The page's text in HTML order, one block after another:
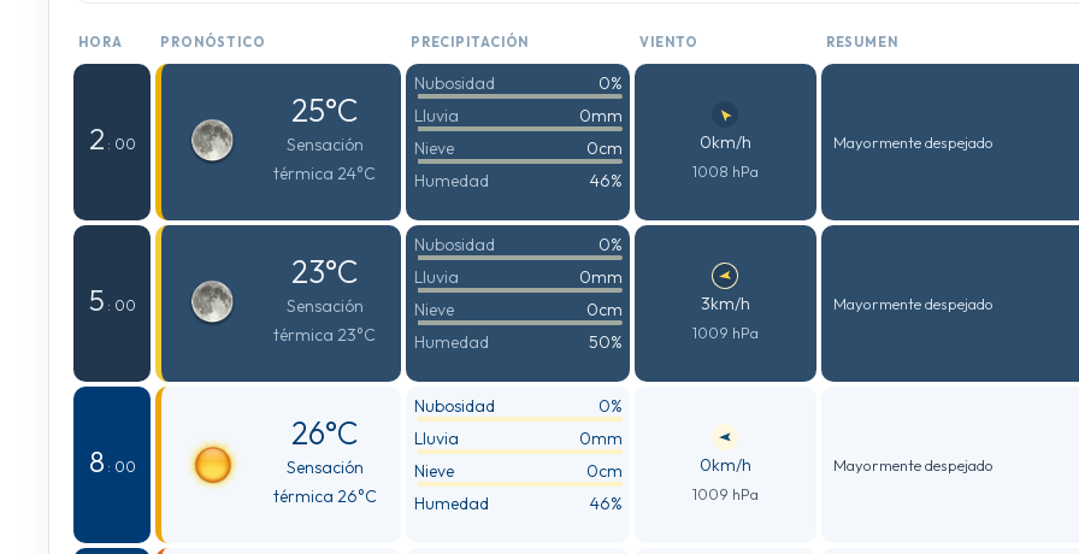
HORA PRONÓSTICO PRECIPITACIÓN VIENTO RESUMEN
2 : 00
25°C
Sensación
térmica 24°C
Nubosidad
0%
Lluvia
0mm
Nieve
0cm
Humedad
46%
0km/h
1008 hPa
Mayormente despejado
5 : 00
23°C
Sensación
térmica 23°C
Nubosidad
0%
Lluvia
0mm
Nieve
0cm
Humedad
50%
3km/h
1009 hPa
Mayormente despejado
8 : 00
26°C
Sensación
térmica 26°C
Nubosidad
0%
Lluvia
0mm
Nieve
0cm
Humedad
46%
0km/h
1009 hPa
Mayormente despejado